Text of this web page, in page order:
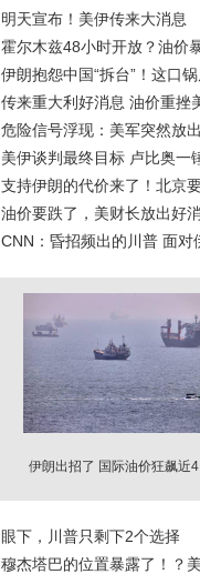
明天宣布！美伊传来大消息
霍尔木兹48小时开放？油价
伊朗抱怨中国“拆台”！这口
传来重大利好消息 油价重挫
危险信号浮现：美军突然放
美伊谈判最终目标 卢比奥一
支持伊朗的代价来了！北京
油价要跌了，美财长放出好
CNN：昏招频出的川普 面对
伊朗出招了 国际油价狂飙近4
眼下，川普只剩下2个选择
穆杰塔巴的位置暴露了！？